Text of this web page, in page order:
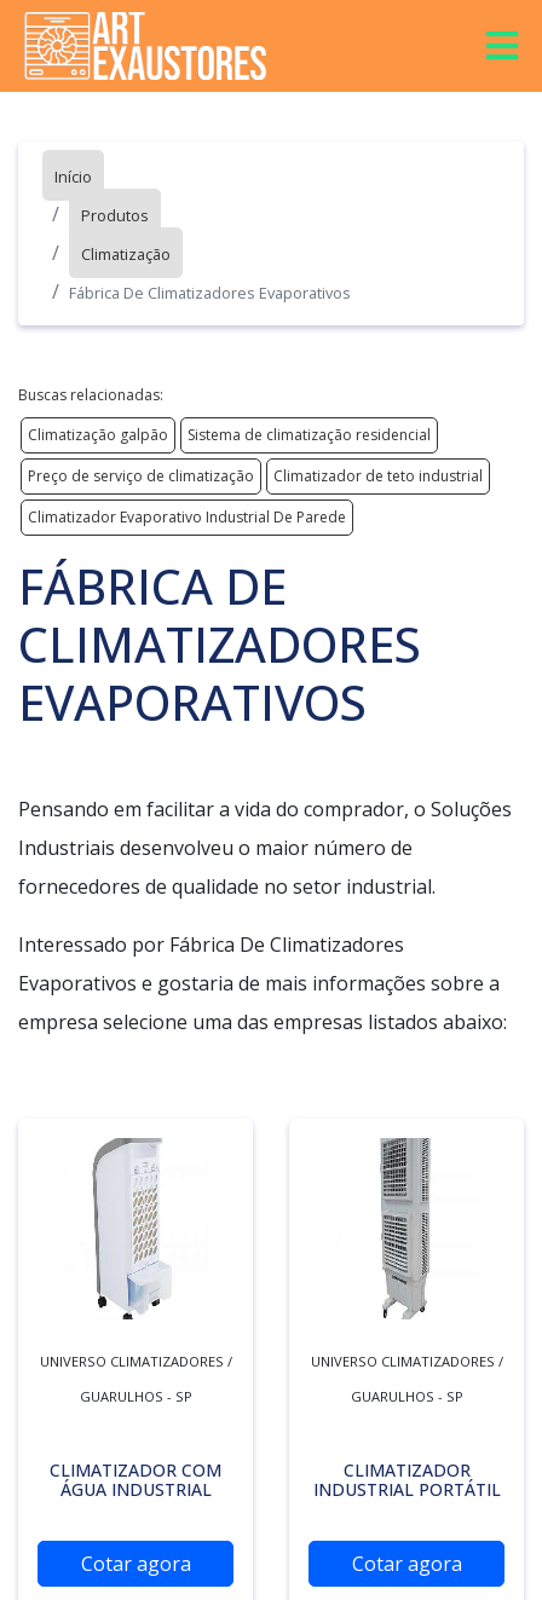
Início
Produtos
Climatização
Fábrica De Climatizadores Evaporativos
Buscas relacionadas:
Climatização galpão
Sistema de climatização residencial
Preço de serviço de climatização
Climatizador de teto industrial
Climatizador Evaporativo Industrial De Parede
FÁBRICA DE
CLIMATIZADORES
EVAPORATIVOS
Pensando em facilitar a vida do comprador, o Soluções
Industriais desenvolveu o maior número de
fornecedores de qualidade no setor industrial.
Interessado por Fábrica De Climatizadores
Evaporativos e gostaria de mais informações sobre a
empresa selecione uma das empresas listados abaixo:
UNIVERSO CLIMATIZADORES /
GUARULHOS - SP
CLIMATIZADOR COM
ÁGUA INDUSTRIAL
Cotar agora
UNIVERSO CLIMATIZADORES /
GUARULHOS - SP
CLIMATIZADOR
INDUSTRIAL PORTÁTIL
Cotar agora